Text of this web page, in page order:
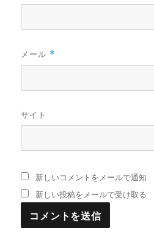
メール *
サイト
新しいコメントをメールで通知
新しい投稿をメールで受け取る